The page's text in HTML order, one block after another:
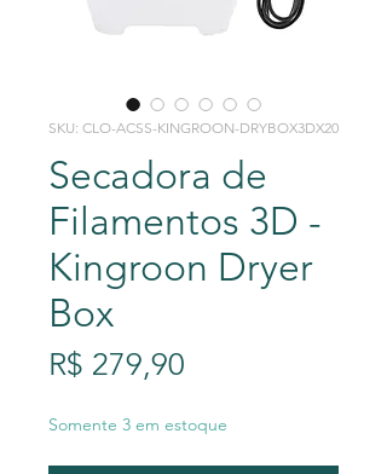
SKU: CLO-ACSS-KINGROON-DRYBOX3DX20
Secadora de
Filamentos 3D -
Kingroon Dryer
Box
R$ 279,90
Somente 3 em estoque